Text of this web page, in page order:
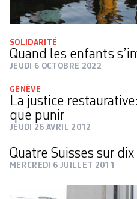
SOLIDARITÉ
Quand les enfants
JEUDI 6 OCTOBRE 2022
GENÈVE
La justice
que punir
JEUDI 26 AVRIL 2012
Quatre Suisses sur
MERCREDI 6 JUILLET 2011